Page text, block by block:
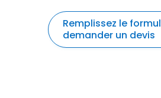
Remplissez le
demander un devis